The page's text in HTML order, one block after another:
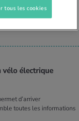
itinéraires pour débutants
vélo élec­trique
d’arriver
toutes les informations
tous les cookies